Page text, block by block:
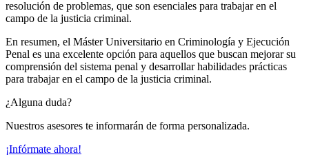
resolución de problemas, que son esenciales para trabajar en el
campo de la justicia criminal.
En resumen, el Máster Universitario en Criminología y Ejecución
Penal es una excelente opción para aquellos que buscan mejorar su
comprensión del sistema penal y desarrollar habilidades prácticas
para trabajar en el campo de la justicia criminal.
¿Alguna duda?
Nuestros asesores te informarán de forma personalizada.
¡Infórmate ahora!